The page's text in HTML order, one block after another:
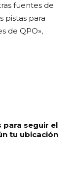
fuentes de
pistas para
de QPO»,
para seguir el
tu ubicación